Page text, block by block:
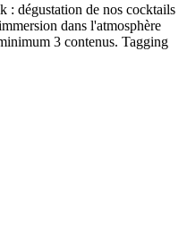
: dégustation de nos cocktails
dans l'atmosphère
3 contenus. Tagging